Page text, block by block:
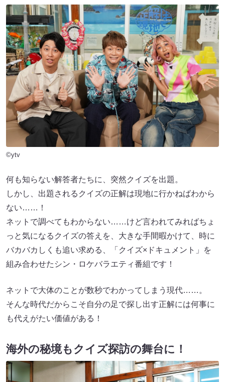
©ytv
何も知らない解答者たちに、突然クイズを出題。
しかし、出題されるクイズの正解は現地に行かねばわから
ない……！
ネットで調べてもわからない……けど言われてみればちょ
っと気になるクイズの答えを、大きな手間暇かけて、時に
バカバカしくも追い求める、「クイズ×ドキュメント」を
組み合わせたシン・ロケバラエティ番組です！
ネットで大体のことが数秒でわかってしまう現代……。
そんな時代だからこそ自分の足で探し出す正解には何事に
も代えがたい価値がある！
海外の秘境もクイズ探訪の舞台に！